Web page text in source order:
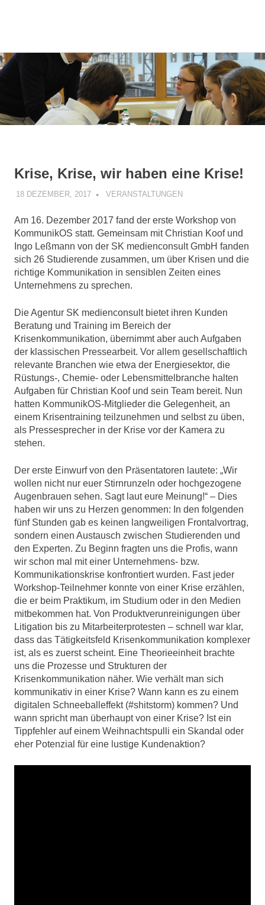
Zum
Inhalt
am
Krise, Krise, wir haben eine Krise!
18 DEZEMBER, 2017 KOMMUNIKOS
VERANSTALTUNGEN
Am 16. Dezember 2017 fand der erste Workshop von
KommunikOS statt. Gemeinsam mit Christian Koof und
Ingo Leßmann von der SK medienconsult GmbH fanden
sich 26 Studierende zusammen, um über Krisen und die
richtige Kommunikation in sensiblen Zeiten eines
Unternehmens zu sprechen.
Die Agentur SK medienconsult bietet ihren Kunden
Beratung und Training im Bereich der
Krisenkommunikation, übernimmt aber auch Aufgaben
der klassischen Pressearbeit. Vor allem gesellschaftlich
relevante Branchen wie etwa der Energiesektor, die
Rüstungs-, Chemie- oder Lebensmittelbranche halten
Aufgaben für Christian Koof und sein Team bereit. Nun
hatten KommunikOS-Mitglieder die Gelegenheit, an
einem Krisentraining teilzunehmen und selbst zu üben,
als Pressesprecher in der Krise vor der Kamera zu
stehen.
Der erste Einwurf von den Präsentatoren lautete: „Wir
wollen nicht nur euer Stirnrunzeln oder hochgezogene
Augenbrauen sehen. Sagt laut eure Meinung!“ – Dies
haben wir uns zu Herzen genommen: In den folgenden
fünf Stunden gab es keinen langweiligen Frontalvortrag,
sondern einen Austausch zwischen Studierenden und
den Experten. Zu Beginn fragten uns die Profis, wann
wir schon mal mit einer Unternehmens- bzw.
Kommunikationskrise konfrontiert wurden. Fast jeder
Workshop-Teilnehmer konnte von einer Krise erzählen,
die er beim Praktikum, im Studium oder in den Medien
mitbekommen hat. Von Produktverunreinigungen über
Litigation bis zu Mitarbeiterprotesten – schnell war klar,
dass das Tätigkeitsfeld Krisenkommunikation komplexer
ist, als es zuerst scheint. Eine Theorieeinheit brachte
uns die Prozesse und Strukturen der
Krisenkommunikation näher. Wie verhält man sich
kommunikativ in einer Krise? Wann kann es zu einem
digitalen Schneeballeffekt (#shitstorm) kommen? Und
wann spricht man überhaupt von einer Krise? Ist ein
Tippfehler auf einem Weihnachtspulli ein Skandal oder
eher Potenzial für eine lustige Kundenaktion?